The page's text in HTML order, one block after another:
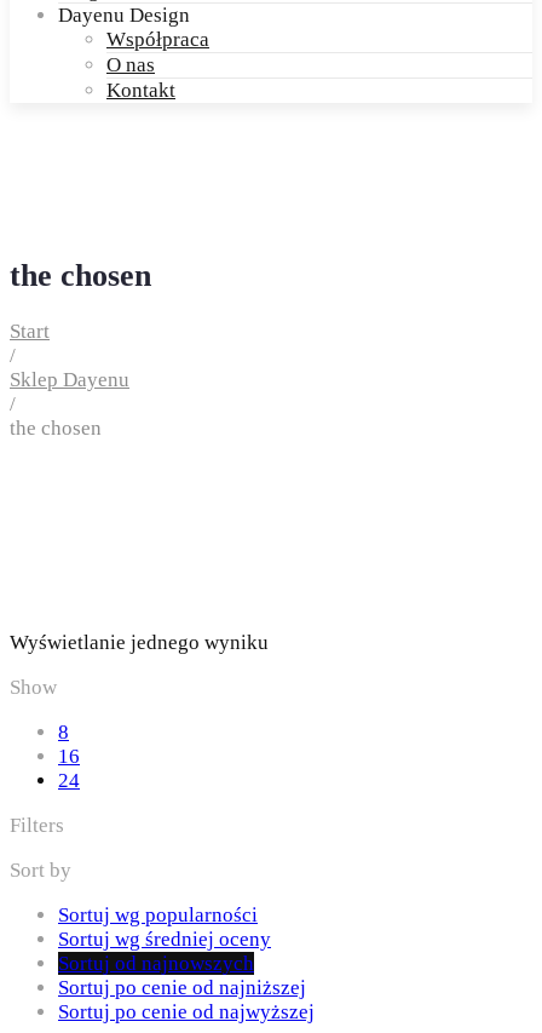
Dayenu Design
Współpraca
O nas
Kontakt
the chosen
Start
/
Sklep Dayenu
/
the chosen
Wyświetlanie jednego wyniku
Show
8
16
24
Filters
Sort by
Sortuj wg popularności
Sortuj wg średniej oceny
Sortuj od najnowszych
Sortuj po cenie od najniższej
Sortuj po cenie od najwyższej